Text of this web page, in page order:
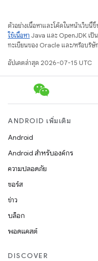
ตัวอย่างเนื้อหาและโค้ดในหน้าเว็บ
ใช้เนื้อหา Java และ OpenJDK เป็น
ทะเบียนของ Oracle และ/หรือบริษั
อัปเดตล่าสุด 2026-07-15 UTC
ANDROID เพิ่มเติม
Android
Android สำหรับองค์กร
ความปลอดภัย
ซอร์ส
ข่าว
บล็อก
พอดแคสต์
DISCOVER